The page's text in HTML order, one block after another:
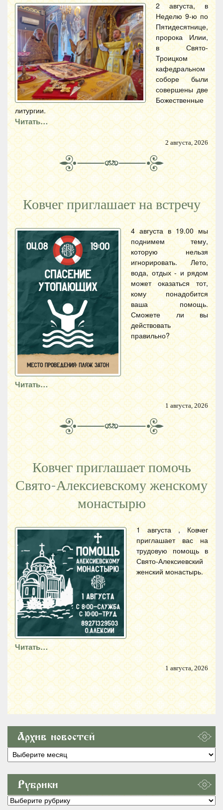
2 августа, в
Неделю 9-ю по
Пятидесятнице,
пророка Илии,
в Свято-
Троицком
кафедральном
соборе были
совершены две
Божественные
литургии.
Читать…
2 августа, 2026
Ковчег приглашает на встречу
4 августа в 19.00 мы
поднимем тему,
которую нельзя
игнорировать. Лето,
вода, отдых - и рядом
может оказаться тот,
кому понадобится
ваша помощь.
Сможете ли вы
действовать
правильно?
Читать…
1 августа, 2026
Ковчег приглашает помочь
Свято-Алексиевскому женскому
монастырю
1 августа , Ковчег
приглашает вас на
трудовую помощь в
Свято-Алексиевский
женский монастырь.
Читать…
1 августа, 2026
Архив новостей
Архив
новостей
Рубрики
Рубрики